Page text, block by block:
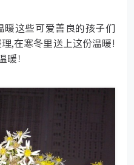
这些可爱善良的孩子们
,在寒冬里送上这份温暖!
！